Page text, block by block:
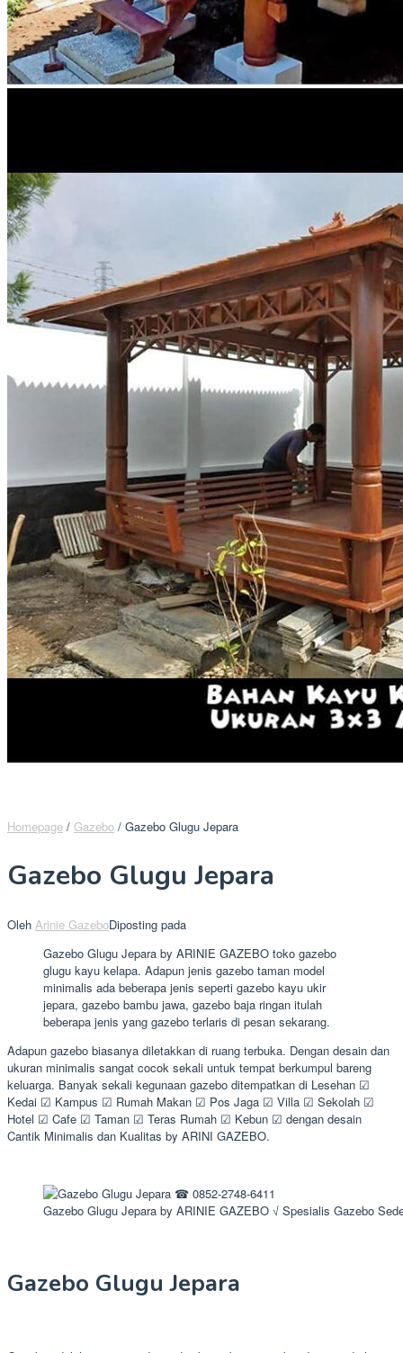
Homepage / Gazebo / Gazebo Glugu Jepara
Gazebo Glugu Jepara
Oleh Arinie GazeboDiposting pada
Gazebo Glugu Jepara by ARINIE GAZEBO toko gazebo
glugu kayu kelapa. Adapun jenis gazebo taman model
minimalis ada beberapa jenis seperti gazebo kayu ukir
jepara, gazebo bambu jawa, gazebo baja ringan itulah
beberapa jenis yang gazebo terlaris di pesan sekarang.
Adapun gazebo biasanya diletakkan di ruang terbuka. Dengan desain dan
ukuran minimalis sangat cocok sekali untuk tempat berkumpul bareng
keluarga. Banyak sekali kegunaan gazebo ditempatkan di Lesehan ☑
Kedai ☑ Kampus ☑ Rumah Makan ☑ Pos Jaga ☑ Villa ☑ Sekolah ☑
Hotel ☑ Cafe ☑ Taman ☑ Teras Rumah ☑ Kebun ☑ dengan desain
Cantik Minimalis dan Kualitas by ARINI GAZEBO.
Gazebo Glugu Jepara by ARINIE GAZEBO √ Spesialis Gazebo
Gazebo Glugu Jepara